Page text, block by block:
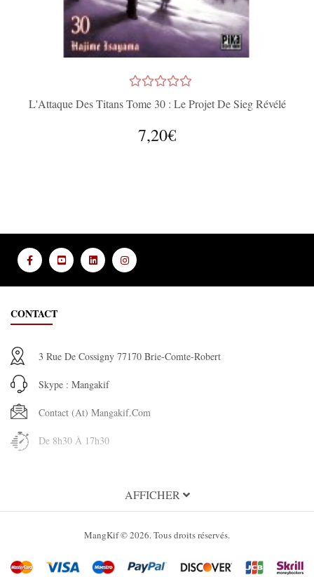
L'Attaque Des Titans Tome 30 : Le Projet De Sieg Révélé
7,20€
CONTACT
3 Rue De Cossigny 77170 Brie-Comte-Robert
Skype : Mangakif
Contact (at) Mangakif.com
De 8h30 À 17h30
Condition Générales d'utilisation
Mentions légales MangaKif
AFFICHER
MangKif © 2026. Tous droits réservés.